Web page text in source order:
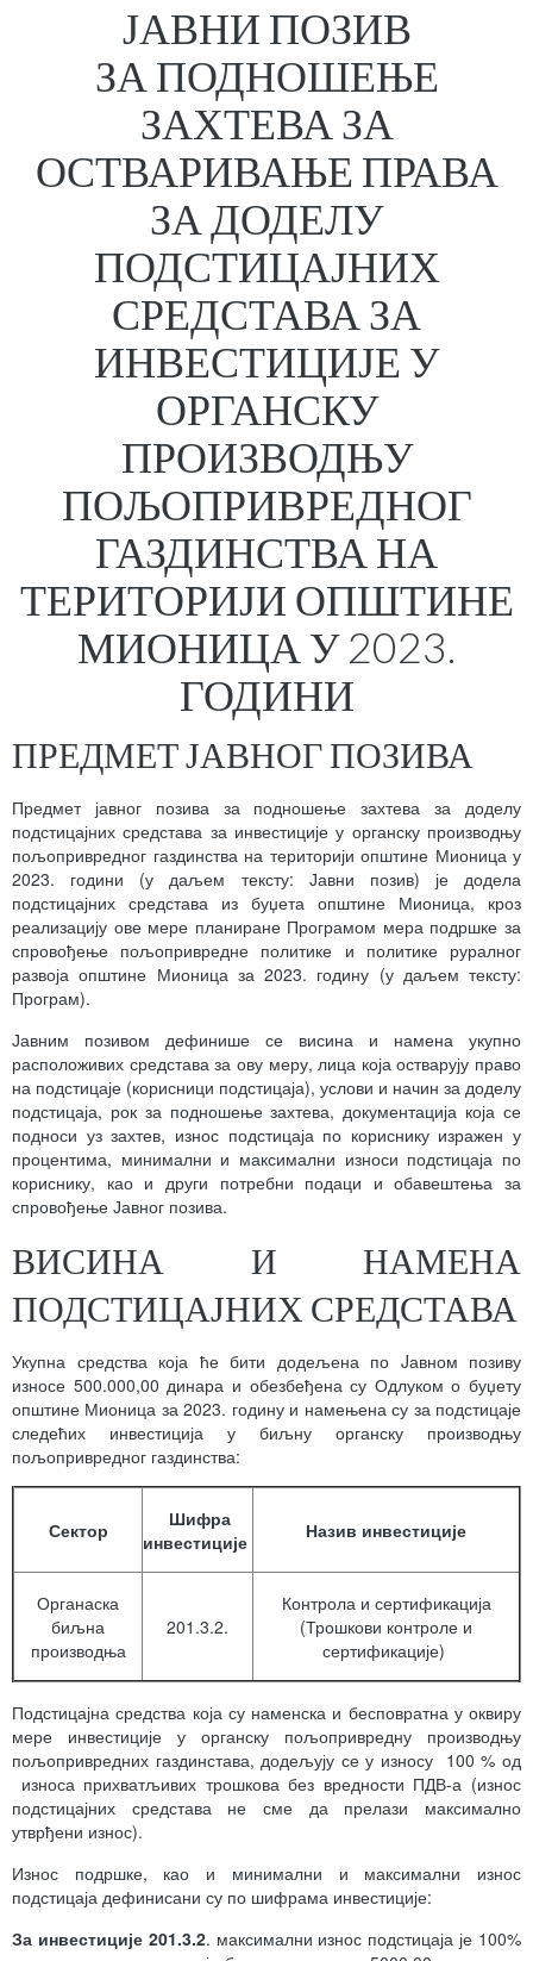
ЈАВНИ ПОЗИВ
ЗА ПОДНОШЕЊЕ
ЗАХТЕВА ЗА
ОСТВАРИВАЊЕ ПРАВА
ЗА ДОДЕЛУ
ПОДСТИЦАЈНИХ
СРЕДСТАВА ЗА
ИНВЕСТИЦИЈЕ У
ОРГАНСКУ
ПРОИЗВОДЊУ
ПОЉОПРИВРЕДНОГ
ГАЗДИНСТВА НА
ТЕРИТОРИЈИ ОПШТИНЕ
МИОНИЦА У 2023.
ГОДИНИ
ПРЕДМЕТ ЈАВНОГ ПОЗИВА
Предмет јавног позива за подношење захтева за доделу
подстицајних средстава за инвестиције у органску производњу
пољопривредног газдинства на територији општине Мионица у
2023. години (у даљем тексту: Јавни позив) је додела
подстицајних средстава из буџета општине Мионица, кроз
реализацију ове мере планиране Програмом мера подршке за
спровођење пољопривредне политике и политике руралног
развоја општине Мионица за 2023. годину (у даљем тексту:
Програм).
Јавним позивом дефинише се висина и намена укупно
расположивих средстава за ову меру, лица која остварују право
на подстицаје (корисници подстицаја), услови и начин за доделу
подстицаја, рок за подношење захтева, документација која се
подноси уз захтев, износ подстицаја по кориснику изражен у
процентима, минимални и максимални износи подстицаја по
кориснику, као и други потребни подаци и обавештења за
спровођење Јавног позива.
ВИСИНА И НАМЕНА
ПОДСТИЦАЈНИХ СРЕДСТАВА
Укупна средства која ће бити додељена по Jавном позиву
износе 500.000,00 динара и обезбеђена су Одлуком о буџету
општине Мионица за 2023. годину и намењена су за подстицаје
следећих инвестиција у биљну органску производњу
пољопривредног газдинства:
Сектор
Шифра
инвестиције
Назив инвестиције
Органаска
биљна
производња
201.3.2.
Контрола и сертификација
(Трошкови контроле и
сертификације)
Подстицајна средства која су наменска и бесповратна у оквиру
мере инвестиције у органску пољопривредну производњу
пољопривредних газдинстава, додељују се у износу 100 % од
износа прихватљивих трошкова без вредности ПДВ-а (износ
подстицајних средстава не сме да прелази максимално
утврђени износ).
Износ подршке, као и минимални и максимални износ
подстицаја дефинисани су по шифрама инвестиције:
За инвестиције 201.3.2. максимални износ подстицаја је 100%